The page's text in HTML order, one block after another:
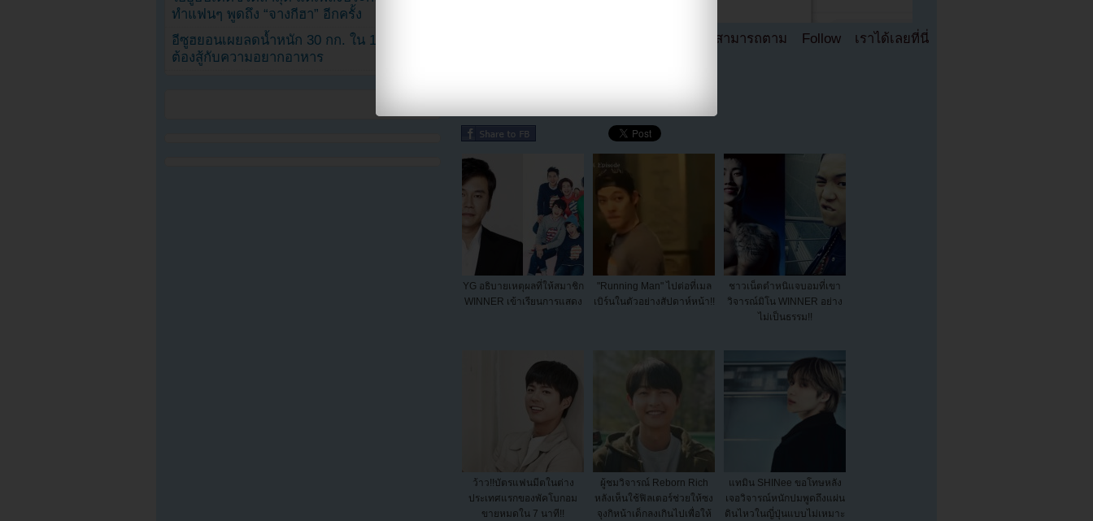
ตอนนี้แฟนๆสามารถติดตามเราได้อีกช่องทางสามารถตาม Follow เราได้เลยที่นี่
YG อธิบายเหตุผลที่ให้สมาชิก
WINNER เข้าเรียนการแสดง
"Running Man" ไปต่อที่เมล
เบิร์นในตัวอย่างสัปดาห์หน้า!!
ชาวเน็ตตำหนิแจบอมที่เขา
วิจารณ์มิโน WINNER อย่าง
ไม่เป็นธรรม!!
ว้าว!!บัตรแฟนมีตในต่าง
ประเทศแรกของพัคโบกอม
ขายหมดใน 7 นาที!!
ผู้ชมวิจารณ์ Reborn Rich
หลังเห็นใช้ฟิลเตอร์ช่วยให้ซง
จุงกิหน้าเด็กลงเกินไปเพื่อให้
แทมิน SHINee ขอโทษหลัง
เจอวิจารณ์หนักปมพูดถึงแผ่น
ดินไหวในญี่ปุ่นแบบไม่เหมาะ
ทำแฟนๆ พูดถึง “จางกีฮา” อีกครั้ง
อีซูฮยอนเผยลดน้ำหนัก 30 กก. ใน 1 ปี แต่ยัง
ต้องสู้กับความอยากอาหาร